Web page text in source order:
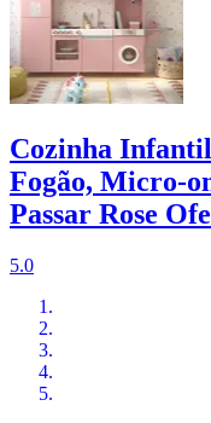
Cozinha
Fogão, Micro-
Passar Rose
5.0